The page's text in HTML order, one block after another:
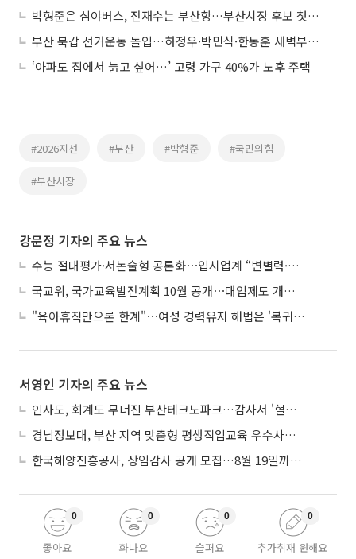
박형준은 심야버스, 전재수는 부산항…부산시장 후보 첫날 행보부터 갈렸다
부산 북갑 선거운동 돌입…하정우·박민식·한동훈 새벽부터 표심 공략
‘아파도 집에서 늙고 싶어…’ 고령 가구 40%가 노후 주택
#2026지선 #부산 #박형준 #국민의힘
#부산시장
강문정 기자의 주요 뉴스
수능 절대평가·서논술형 공론화⋯입시업계 “변별력·사교육 대책 먼저”
국교위, 국가교육발전계획 10월 공개⋯대입제도 개편 공론화 추진
"육아휴직만으론 한계"⋯여성 경력유지 해법은 '복귀 후 유연근무’
서영인 기자의 주요 뉴스
인사도, 회계도 무너진 부산테크노파크…감사서 '혈세 유용·인사 뒤집기' 적발
경남정보대, 부산 지역 맞춤형 평생직업교육 우수사례로 혁신 주도
한국해양진흥공사, 상임감사 공개 모집…8월 19일까지 접수
좋아요
0
화나요
0
슬퍼요
0
추가취재 원해요
0